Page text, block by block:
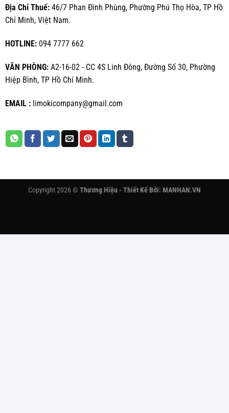
Địa Chỉ Thuế:46/7 Phan Đình Phùng, Phường Phú Thọ Hòa, TP Hồ
Chí Minh, Việt Nam.
HOTLINE:094 7777 662
VĂN PHÒNG:A2-16-02 - CC 4S Linh Đông, Đường Số 30, Phường
Hiệp Bình, TP Hồ Chí Minh.
EMAIL :limokicompany@gmail.com
Copyright 2026 ©Thương Hiệu - Thiết Kế Bởi: MANHAN.VN